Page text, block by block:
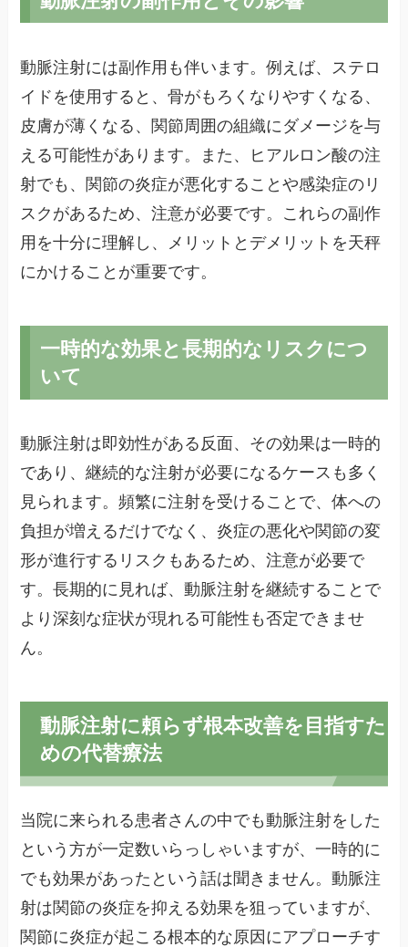
動脈注射には副作用も伴います。例えば、ステロ
イドを使用すると、骨がもろくなりやすくなる、
皮膚が薄くなる、関節周囲の組織にダメージを与
える可能性があります。また、ヒアルロン酸の注
射でも、関節の炎症が悪化することや感染症のリ
スクがあるため、注意が必要です。これらの副作
用を十分に理解し、メリットとデメリットを天秤
にかけることが重要です。
一時的な効果と長期的なリスクにつ
いて
動脈注射は即効性がある反面、その効果は一時的
であり、継続的な注射が必要になるケースも多く
見られます。頻繁に注射を受けることで、体への
負担が増えるだけでなく、炎症の悪化や関節の変
形が進行するリスクもあるため、注意が必要で
す。長期的に見れば、動脈注射を継続することで
より深刻な症状が現れる可能性も否定できませ
ん。
動脈注射に頼らず根本改善を目指すた
めの代替療法
当院に来られる患者さんの中でも動脈注射をした
という方が一定数いらっしゃいますが、一時的に
でも効果があったという話は聞きません。動脈注
射は関節の炎症を抑える効果を狙っていますが、
関節に炎症が起こる根本的な原因にアプローチす